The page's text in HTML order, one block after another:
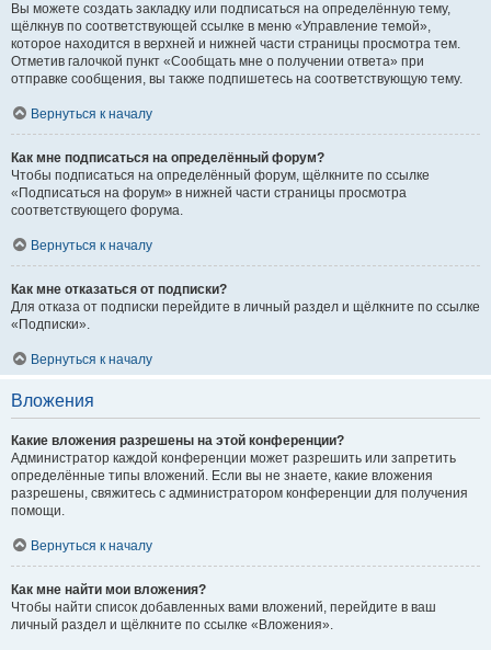
Вы можете создать закладку или подписаться на определённую тему,
щёлкнув по соответствующей ссылке в меню «Управление темой»,
которое находится в верхней и нижней части страницы просмотра тем.
Отметив галочкой пункт «Сообщать мне о получении ответа» при
отправке сообщения, вы также подпишетесь на соответствующую тему.
Вернуться к началу
Как мне подписаться на определённый форум?
Чтобы подписаться на определённый форум, щёлкните по ссылке
«Подписаться на форум» в нижней части страницы просмотра
соответствующего форума.
Вернуться к началу
Как мне отказаться от подписки?
Для отказа от подписки перейдите в личный раздел и щёлкните по ссылке
«Подписки».
Вернуться к началу
Вложения
Какие вложения разрешены на этой конференции?
Администратор каждой конференции может разрешить или запретить
определённые типы вложений. Если вы не знаете, какие вложения
разрешены, свяжитесь с администратором конференции для получения
помощи.
Вернуться к началу
Как мне найти мои вложения?
Чтобы найти список добавленных вами вложений, перейдите в ваш
личный раздел и щёлкните по ссылке «Вложения».